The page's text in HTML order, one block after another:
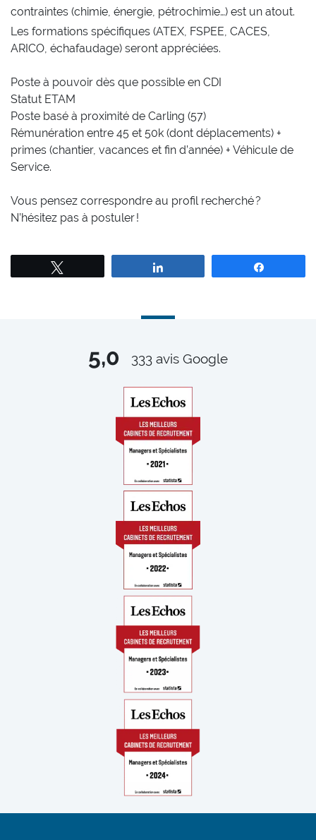
contraintes (chimie, énergie, pétrochimie…) est un atout.
Les formations spécifiques (ATEX, FSPEE, CACES,
ARICO, échafaudage) seront appréciées.
Poste à pouvoir dès que possible en CDI
Statut ETAM
Poste basé à proximité de Carling (57)
Rémunération entre 45 et 50k (dont déplacements) +
primes (chantier, vacances et fin d’année) + Véhicule de
Service.
Vous pensez correspondre au profil recherché ?
N’hésitez pas à postuler !
5,0 333 avis Google